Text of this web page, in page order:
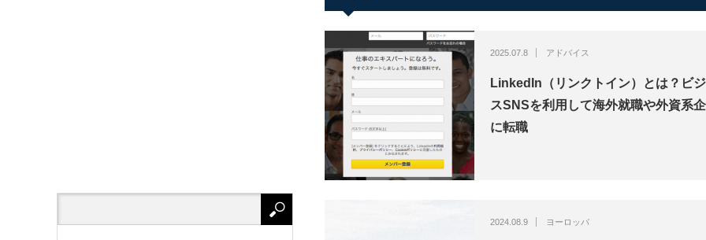
2025.07.8 アドバイス
LinkedIn（リンクトイン）とは？ビ
スSNSを利用して海外就職や外資系
に転職
2024.08.9 ヨーロッパ